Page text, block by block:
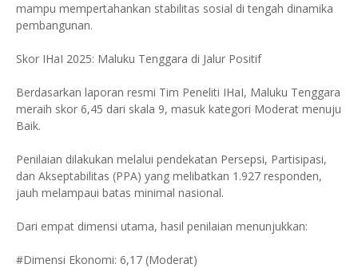
mampu mempertahankan stabilitas sosial di tengah dinamika
pembangunan.
Skor IHaI 2025: Maluku Tenggara di Jalur Positif
Berdasarkan laporan resmi Tim Peneliti IHaI, Maluku Tenggara
meraih skor 6,45 dari skala 9, masuk kategori Moderat menuju
Baik.
Penilaian dilakukan melalui pendekatan Persepsi, Partisipasi,
dan Akseptabilitas (PPA) yang melibatkan 1.927 responden,
jauh melampaui batas minimal nasional.
Dari empat dimensi utama, hasil penilaian menunjukkan:
#Dimensi Ekonomi: 6,17 (Moderat)